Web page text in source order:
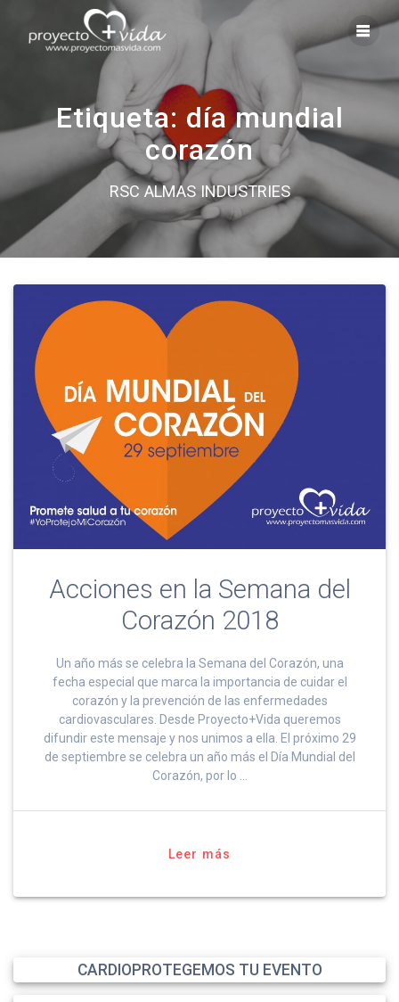
contenido
Etiqueta: día mundial
corazón
RSC ALMAS INDUSTRIES
Acciones en la Semana del
Corazón 2018
Un año más se celebra la Semana del Corazón, una
fecha especial que marca la importancia de cuidar el
corazón y la prevención de las enfermedades
cardiovasculares. Desde Proyecto+Vida queremos
difundir este mensaje y nos unimos a ella. El próximo 29
de septiembre se celebra un año más el Día Mundial del
Corazón, por lo …
Leer más
CARDIOPROTEGEMOS TU EVENTO